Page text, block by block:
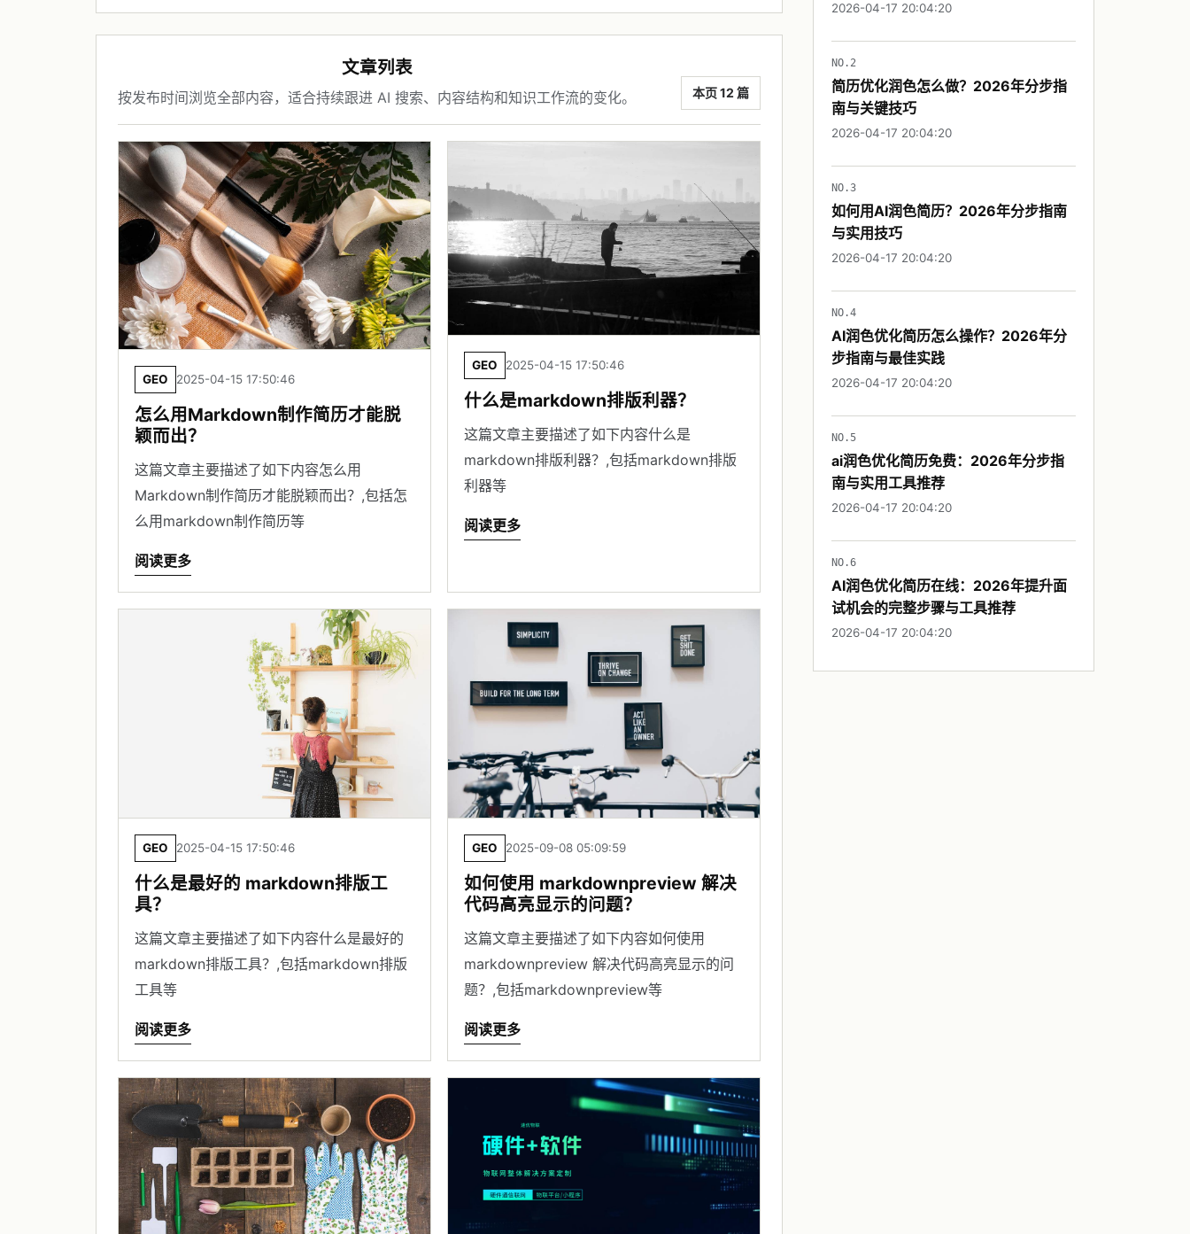
文章列表
按发布时间浏览全部内容，适合持续跟进 AI 搜索、内容结构和知识工作流的变化。 本页 12 篇
GEO 2025-04-15 17:50:46
怎么用Markdown制作简历才能脱
颖而出？
这篇文章主要描述了如下内容怎么用
Markdown制作简历才能脱颖而出？,包括怎
么用markdown制作简历等
阅读更多
GEO 2025-04-15 17:50:46
什么是markdown排版利器？
这篇文章主要描述了如下内容什么是
markdown排版利器？,包括markdown排版
利器等
阅读更多
GEO 2025-04-15 17:50:46
什么是最好的 markdown排版工
具？
这篇文章主要描述了如下内容什么是最好的
markdown排版工具？,包括markdown排版
工具等
阅读更多
GEO 2025-09-08 05:09:59
如何使用 markdownpreview 解决
代码高亮显示的问题？
这篇文章主要描述了如下内容如何使用
markdownpreview 解决代码高亮显示的问
题？,包括markdownpreview等
阅读更多
2026-04-17 20:04:20
NO.2
简历优化润色怎么做？2026年分步指
南与关键技巧
2026-04-17 20:04:20
NO.3
如何用AI润色简历？2026年分步指南
与实用技巧
2026-04-17 20:04:20
NO.4
AI润色优化简历怎么操作？2026年分
步指南与最佳实践
2026-04-17 20:04:20
NO.5
ai润色优化简历免费：2026年分步指
南与实用工具推荐
2026-04-17 20:04:20
NO.6
AI润色优化简历在线：2026年提升面
试机会的完整步骤与工具推荐
2026-04-17 20:04:20